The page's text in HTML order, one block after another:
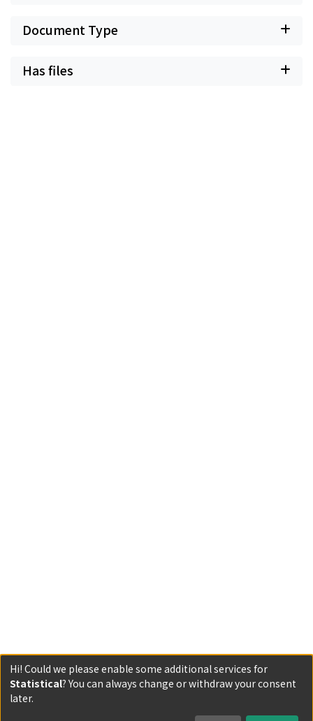
Document Type
Has files
Powered by DSpace and JAIRO Crawler-List
All items in KURENAI are protected by original copyright,
Hi! Could we please enable some additional services for
Statistical? You can always change or withdraw your consent
later.